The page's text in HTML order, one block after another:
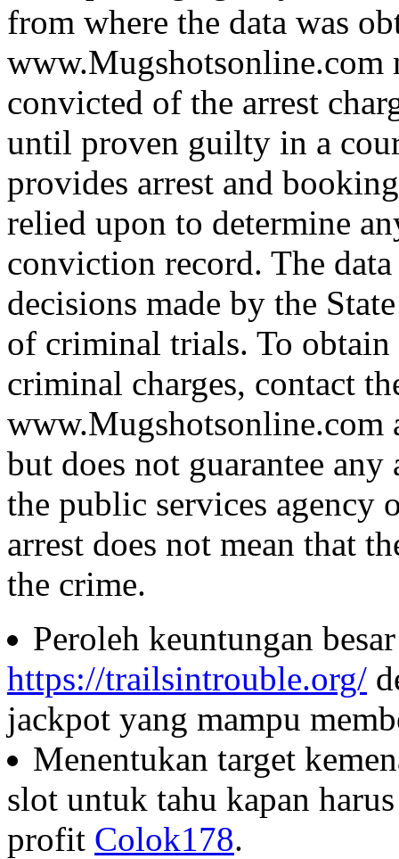
from where the data was
www.Mugshotsonline.com
convicted of the arrest
until proven guilty in a
provides arrest and
relied upon to determine
conviction record. The
decisions made by the
of criminal trials. To
criminal charges, contact
www.Mugshotsonline.com
but does not guarantee
the public services
arrest does not mean that
the crime.
Peroleh keuntungan
https://trailsintrouble.org/
jackpot yang mampu
Menentukan target
slot untuk tahu kapan
profit Colok178.